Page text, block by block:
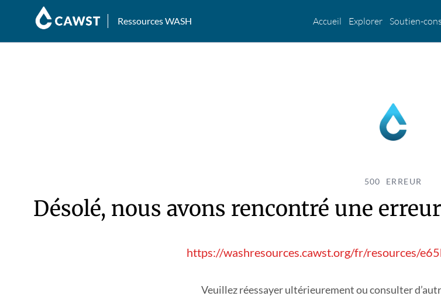
Ressources WASH Accueil Explorer Soutien-
500 ERREUR
Désolé, nous avons rencontré une
https://washresources.cawst.org/fr/resources/
Veuillez réessayer ultérieurement ou consulter